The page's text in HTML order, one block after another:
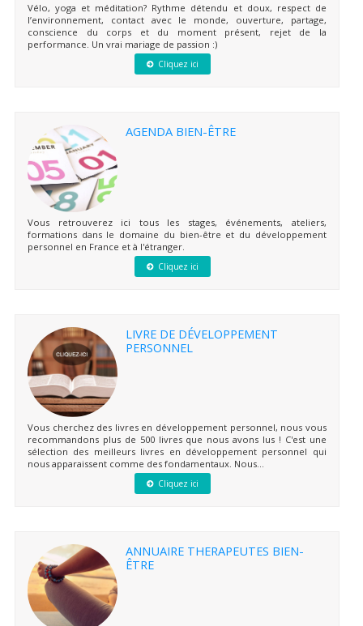
Vélo, yoga et méditation? Rythme détendu et doux, respect de
l’environnement, contact avec le monde, ouverture, partage,
conscience du corps et du moment présent, rejet de la
performance. Un vrai mariage de passion :)
Cliquez ici
AGENDA BIEN-ÊTRE
Vous retrouverez ici tous les stages, événements, ateliers,
formations dans le domaine du bien-être et du développement
personnel en France et à l'étranger.
Cliquez ici
LIVRE DE DÉVELOPPEMENT
PERSONNEL
Vous cherchez des livres en développement personnel, nous vous
recommandons plus de 500 livres que nous avons lus ! C'est une
sélection des meilleurs livres en développement personnel qui
nous apparaissent comme des fondamentaux. Nous...
Cliquez ici
ANNUAIRE THERAPEUTES BIEN-
ÊTRE